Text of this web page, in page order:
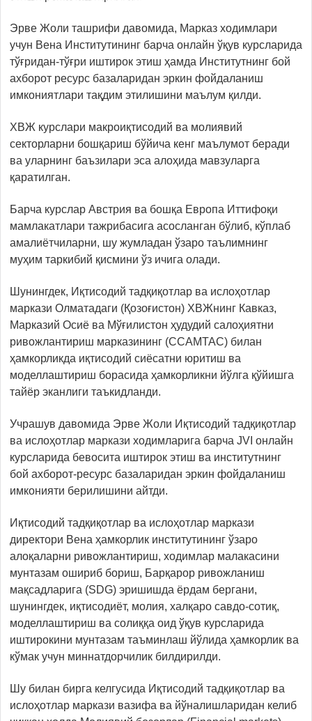
Эрве Жоли ташрифи давомида, Марказ ходимлари
учун Вена Институтининг барча онлайн ўқув курсларида
тўғридан-тўғри иштирок этиш ҳамда Институтнинг бой
ахборот ресурс базаларидан эркин фойдаланиш
имкониятлари тақдим этилишини маълум қилди.
ХВЖ курслари макроиқтисодий ва молиявий
секторларни бошқариш бўйича кенг маълумот беради
ва уларнинг баъзилари эса алоҳида мавзуларга
қаратилган.
Барча курслар Австрия ва бошқа Европа Иттифоқи
мамлакатлари тажрибасига асосланган бўлиб, кўплаб
амалиётчиларни, шу жумладан ўзаро таълимнинг
муҳим таркибий қисмини ўз ичига олади.
Шунингдек, Иқтисодий тадқиқотлар ва ислоҳотлар
маркази Олматадаги (Қозоғистон) ХВЖнинг Кавказ,
Марказий Осиё ва Мўғилистон ҳудудий салоҳиятни
ривожлантириш марказининг (CCAMTAC) билан
ҳамкорликда иқтисодий сиёсатни юритиш ва
моделлаштириш борасида ҳамкорликни йўлга қўйишга
тайёр эканлиги таъкидланди.
Учрашув давомида Эрве Жоли Иқтисодий тадқиқотлар
ва ислоҳотлар маркази ходимларига барча JVI онлайн
курсларида бевосита иштирок этиш ва институтнинг
бой ахборот-ресурс базаларидан эркин фойдаланиш
имконияти берилишини айтди.
Иқтисодий тадқиқотлар ва ислоҳотлар маркази
директори Вена ҳамкорлик институтининг ўзаро
алоқаларни ривожлантириш, ходимлар малакасини
мунтазам ошириб бориш, Барқарор ривожланиш
мақсадларига (SDG) эришишда ёрдам бергани,
шунингдек, иқтисодиёт, молия, халқаро савдо-сотиқ,
моделлаштириш ва солиққа оид ўқув курсларида
иштирокини мунтазам таъминлаш йўлида ҳамкорлик ва
кўмак учун миннатдорчилик билдирилди.
Шу билан бирга келгусида Иқтисодий тадқиқотлар ва
ислоҳотлар маркази вазифа ва йўналишларидан келиб